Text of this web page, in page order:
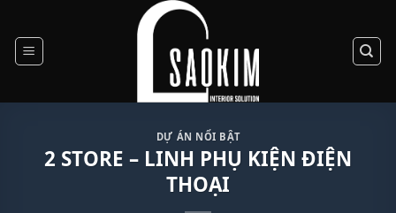
content
DỰ ÁN NỔI BẬT
2 STORE – LINH PHỤ KIỆN ĐIỆN
THOẠI